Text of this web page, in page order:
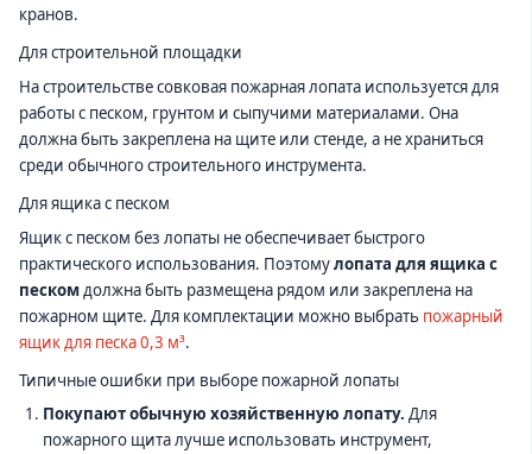
кранов.
Для строительной площадки
На строительстве совковая пожарная лопата используется для
работы с песком, грунтом и сыпучими материалами. Она
должна быть закреплена на щите или стенде, а не храниться
среди обычного строительного инструмента.
Для ящика с песком
Ящик с песком без лопаты не обеспечивает быстрого
практического использования. Поэтомулопата для ящика с
пескомдолжна быть размещена рядом или закреплена на
пожарном щите. Для комплектации можно выбрать пожарный
ящик для песка 0,3 м³.
Типичные ошибки при выборе пожарной лопаты
Покупают обычную хозяйственную лопату. Для
пожарного щита лучше использовать инструмент,